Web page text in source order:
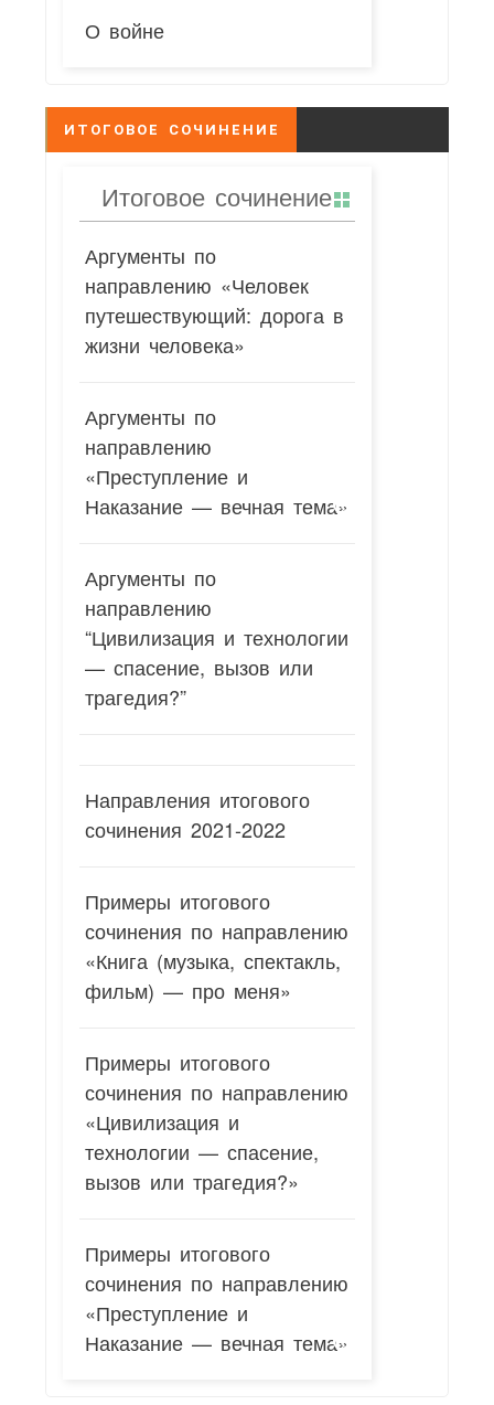
О войне
ИТОГОВОЕ СОЧИНЕНИЕ
Итоговое сочинение
Аргументы по
направлению «Человек
путешествующий: дорога в
жизни человека»
Аргументы по
направлению
«Преступление и
Наказание — вечная тема»
Аргументы по
направлению
“Цивилизация и технологии
— спасение, вызов или
трагедия?”
Направления итогового
сочинения 2021-2022
Примеры итогового
сочинения по направлению
«Книга (музыка, спектакль,
фильм) — про меня»
Примеры итогового
сочинения по направлению
«Цивилизация и
технологии — спасение,
вызов или трагедия?»
Примеры итогового
сочинения по направлению
«Преступление и
Наказание — вечная тема»